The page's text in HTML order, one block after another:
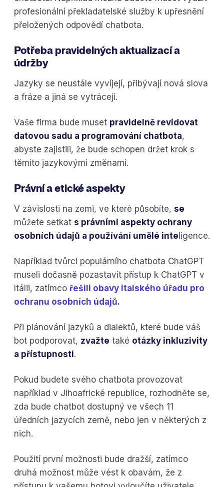
profesionální překladatelské služby k upřesnění
přeložených odpovědí chatbota.
Potřeba pravidelných aktualizací a
údržby
Jazyky se neustále vyvíjejí, přibývají nová slova
a fráze a jiná se vytrácejí.
Vaše firma bude muset pravidelně revidovat
datovou sadu a programování chatbota,
abyste zajistili, že bude schopen držet krok s
těmito jazykovými změnami.
Právní a etické aspekty
V závislosti na zemi, ve které působíte, se
můžete setkat s právními aspekty ochrany
osobních údajů a používání umělé inteligence.
Například tvůrci populárního chatbota ChatGPT
museli dočasně pozastavit přístup k ChatGPT v
Itálii, zatímco řešili obavy italského úřadu pro
ochranu osobních údajů.
Při plánování jazyků a dialektů, které bude váš
bot podporovat, zvažte také otázky inkluzivity
a přístupnosti.
Pokud budete svého chatbota provozovat
například v Jihoafrické republice, rozhodněte se,
zda bude chatbot dostupný ve všech 11
úředních jazycích země, nebo jen v některých z
nich.
Použití první možnosti bude dražší, zatímco
druhá možnost může vést k obavám, že z